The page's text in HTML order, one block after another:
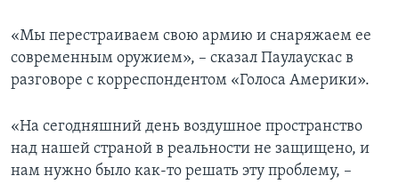
«Мы перестраиваем свою армию и снаряжаем ее
современным оружием», – сказал Паулаускас в
разговоре с корреспондентом «Голоса Америки».
«На сегодняшний день воздушное пространство
над нашей страной в реальности не защищено, и
нам нужно было как-то решать эту проблему, –